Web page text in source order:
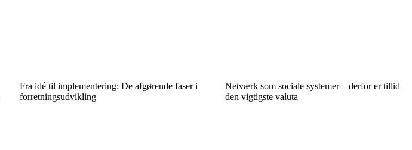
Fra idé til implementering: De afgørende faser i
forretningsudvikling
Netværk som sociale systemer – derfor er tillid
den vigtigste valuta